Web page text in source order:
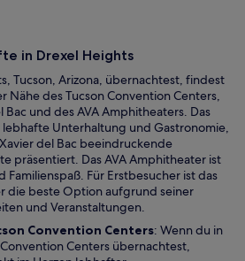
tin Drexel Heights
Tucson, Arizona, übernachtest, findest
Nähe des Tucson Convention Centers,
Bac und des AVA Amphitheaters. Das
Unterhaltung und Gastronomie,
del Bac beeindruckende
präsentiert. Das AVA Amphitheater ist
Für Erstbesucher ist das
die beste Option aufgrund seiner
und Veranstaltungen.
Convention CentersW
i
: Wenn du in
Centers übernachtest,